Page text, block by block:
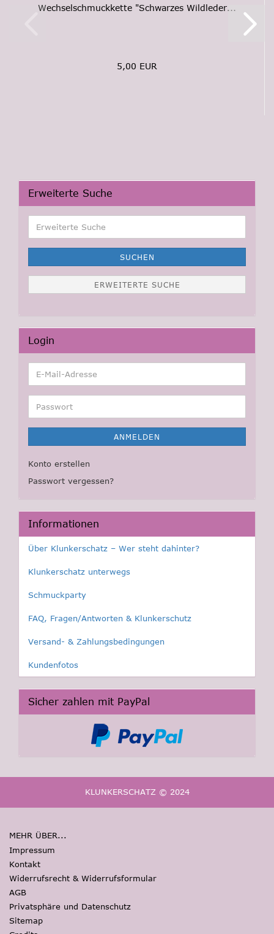
Wechselschmuckkette "Schwarzes Wildleder...
5,00 EUR
Erweiterte Suche
Suche
SUCHEN
ERWEITERTE SUCHE
Login
E-
Mail-
Adresse
Passwort
ANMELDEN
Konto erstellen
Passwort vergessen?
Informationen
Über Klunkerschatz – Wer steht dahinter?
Klunkerschatz unterwegs
Schmuckparty
FAQ, Fragen/Antworten & Klunkerschutz
Versand- & Zahlungsbedingungen
Kundenfotos
Sicher zahlen mit PayPal
KLUNKERSCHATZ © 2024
MEHR ÜBER...
Impressum
Kontakt
Widerrufsrecht & Widerrufsformular
AGB
Privatsphäre und Datenschutz
Sitemap